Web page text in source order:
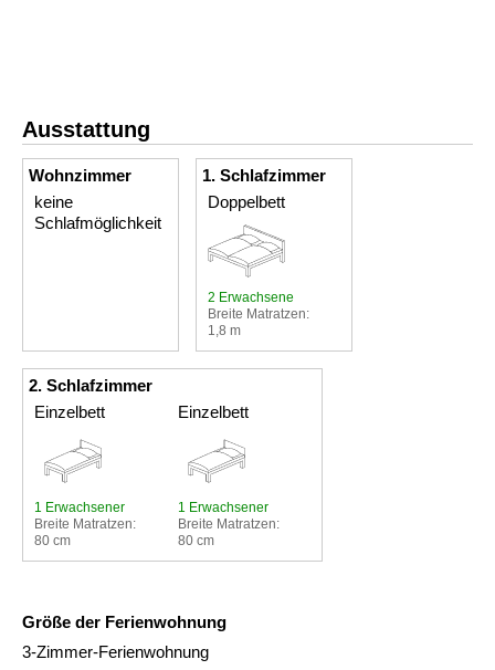
Ausstattung
Wohnzimmer
keine
Schlafmöglichkeit
1. Schlafzimmer
Doppelbett
2 Erwachsene
Breite Matratzen:
1,8 m
2. Schlafzimmer
Einzelbett
1 Erwachsener
Breite Matratzen:
80 cm
Einzelbett
1 Erwachsener
Breite Matratzen:
80 cm
Größe der Ferienwohnung
3-Zimmer-Ferienwohnung